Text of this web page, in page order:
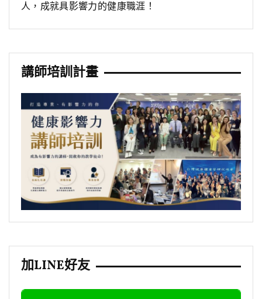
人，成就具影響力的健康職涯！
講師培訓計畫
加LINE好友